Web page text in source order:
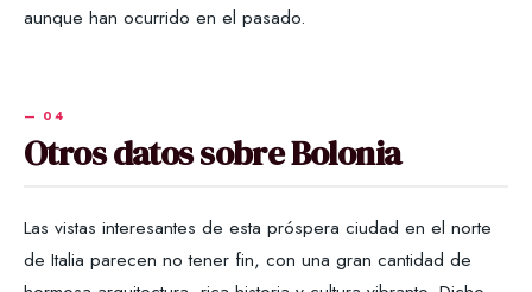
aunque han ocurrido en el pasado.
Otros datos sobre Bolonia
Las vistas interesantes de esta próspera ciudad en el norte
de Italia parecen no tener fin, con una gran cantidad de